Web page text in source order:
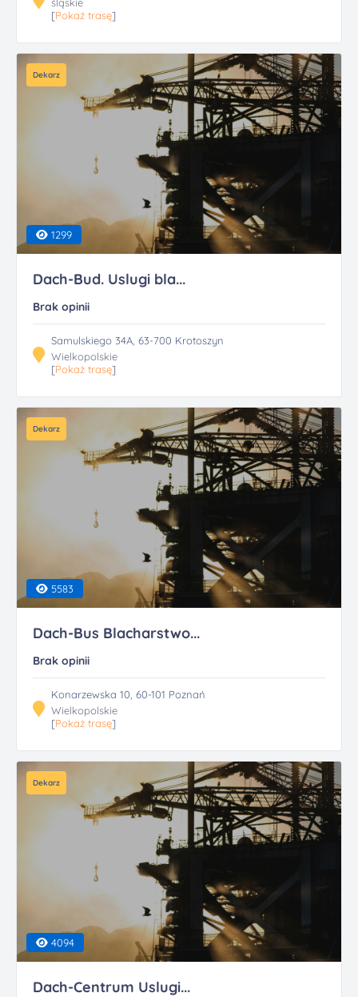
[Pokaż trasę]
Dekarz
1299
Dach-Bud. Uslugi bla...
Brak opinii
Samulskiego 34A, 63-700 Krotoszyn
Wielkopolskie
[Pokaż trasę]
Dekarz
5583
Dach-Bus Blacharstwo...
Brak opinii
Konarzewska 10, 60-101 Poznań
Wielkopolskie
[Pokaż trasę]
Dekarz
4094
Dach-Centrum Uslugi...